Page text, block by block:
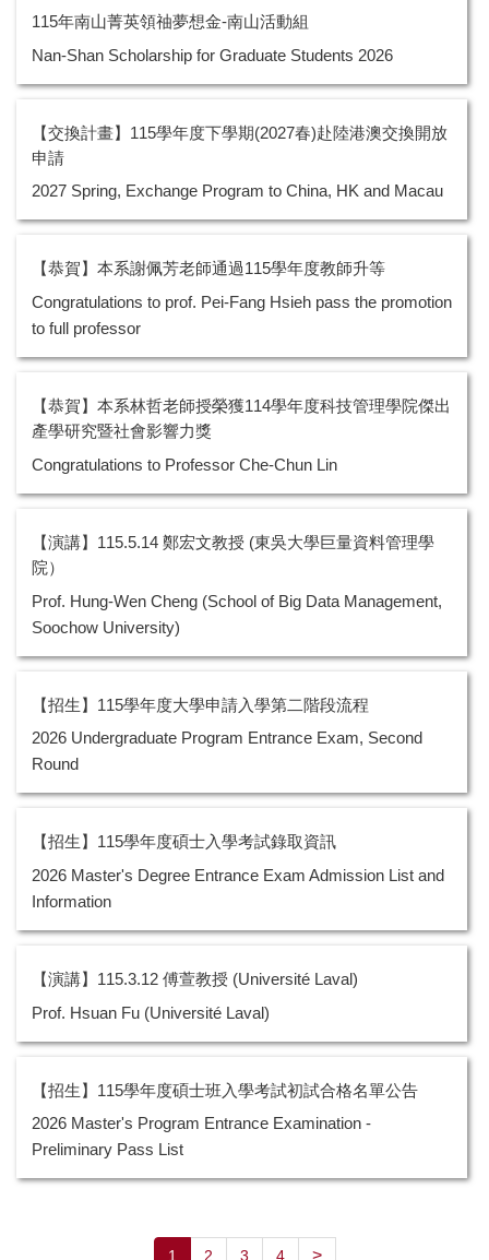
115年南山菁英領䄂夢想金-南山活動組
Nan-Shan Scholarship for Graduate Students 2026
【交換計畫】115學年度下學期(2027春)赴陸港澳交換開放
申請
2027 Spring, Exchange Program to China, HK and Macau
【恭賀】本系謝佩芳老師通過115學年度教師升等
Congratulations to prof. Pei-Fang Hsieh pass the promotion
to full professor
【恭賀】本系林哲老師授榮獲114學年度科技管理學院傑出
產學研究暨社會影響力獎
Congratulations to Professor Che-Chun Lin
【演講】115.5.14 鄭宏文教授 (東吳大學巨量資料管理學
院）
Prof. Hung-Wen Cheng (School of Big Data Management,
Soochow University)
【招生】115學年度大學申請入學第二階段流程
2026 Undergraduate Program Entrance Exam, Second
Round
【招生】115學年度碩士入學考試錄取資訊
2026 Master's Degree Entrance Exam Admission List and
Information
【演講】115.3.12 傅萱教授 (Université Laval)
Prof. Hsuan Fu (Université Laval)
【招生】115學年度碩士班入學考試初試合格名單公告
2026 Master's Program Entrance Examination -
Preliminary Pass List
1 2 3 4 >